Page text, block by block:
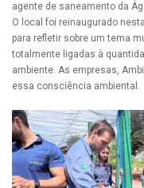
agente de saneamento da
O local foi reinaugurado
para refletir sobre um tema
totalmente ligadas à
ambiente. As empresas,
essa consciência ambiental.